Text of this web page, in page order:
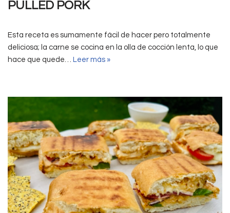
PULLED PORK
Esta receta es sumamente fácil de hacer pero totalmente
deliciosa; la carne se cocina en la olla de cocción lenta, lo que
hace que quede… Leer más »